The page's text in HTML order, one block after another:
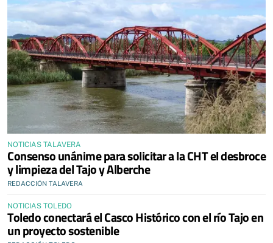
NOTICIAS TALAVERA
Consenso unánime para solicitar a la CHT el desbroce
y limpieza del Tajo y Alberche
REDACCIÓN TALAVERA
NOTICIAS TOLEDO
Toledo conectará el Casco Histórico con el río Tajo en
un proyecto sostenible